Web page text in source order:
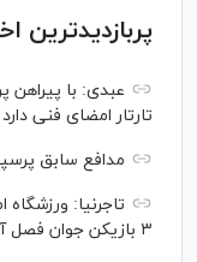
پربازدیدترین
عبدی: با پیراهن
تارتار امضای فنی دارد
مدافع سابق
تاجرنیا:
۳ بازیکن جوان فصل آینده فیکس ترکیب می‌شوند